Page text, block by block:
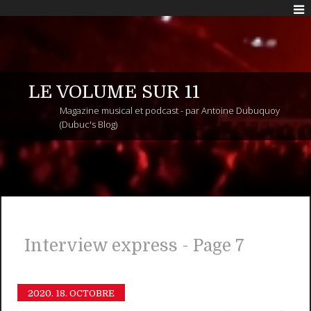
LE VOLUME SUR 11
Magazine musical et podcast - par Antoine Dubuquoy
(Dubuc's Blog)
Interview express - Page 7
2020. 18. OCTOBRE